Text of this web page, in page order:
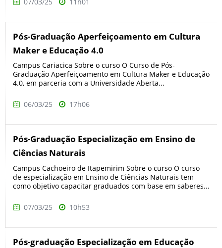
Pós-Graduação Aperfeiçoamento em Cultura
Maker e Educação 4.0
Campus Cariacica Sobre o curso O Curso de Pós-
Graduação Aperfeiçoamento em Cultura Maker e Educação
4.0, em parceria com a Universidade Aberta...
06/03/25 17h06
Pós-Graduação Especialização em Ensino de
Ciências Naturais
Campus Cachoeiro de Itapemirim Sobre o curso O curso
de especialização em Ensino de Ciências Naturais tem
como objetivo capacitar graduados com base em saberes...
07/03/25 10h53
Pós-graduação Especialização em Educação